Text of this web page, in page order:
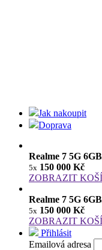
Jak nakoupit
Doprava
Realme 7 5G
5x 150 000 Kč
ZOBRAZIT
Realme 7 5G
5x 150 000 Kč
ZOBRAZIT
Přihlásit
Emailová adresa